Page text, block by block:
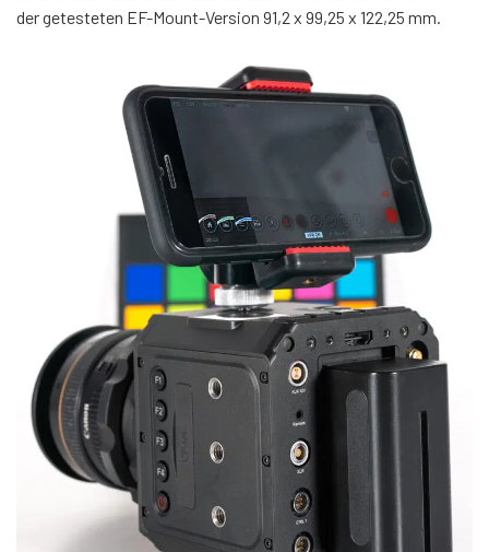
der getesteten EF-Mount-Version 91,2 x 99,25 x 122,25 mm.